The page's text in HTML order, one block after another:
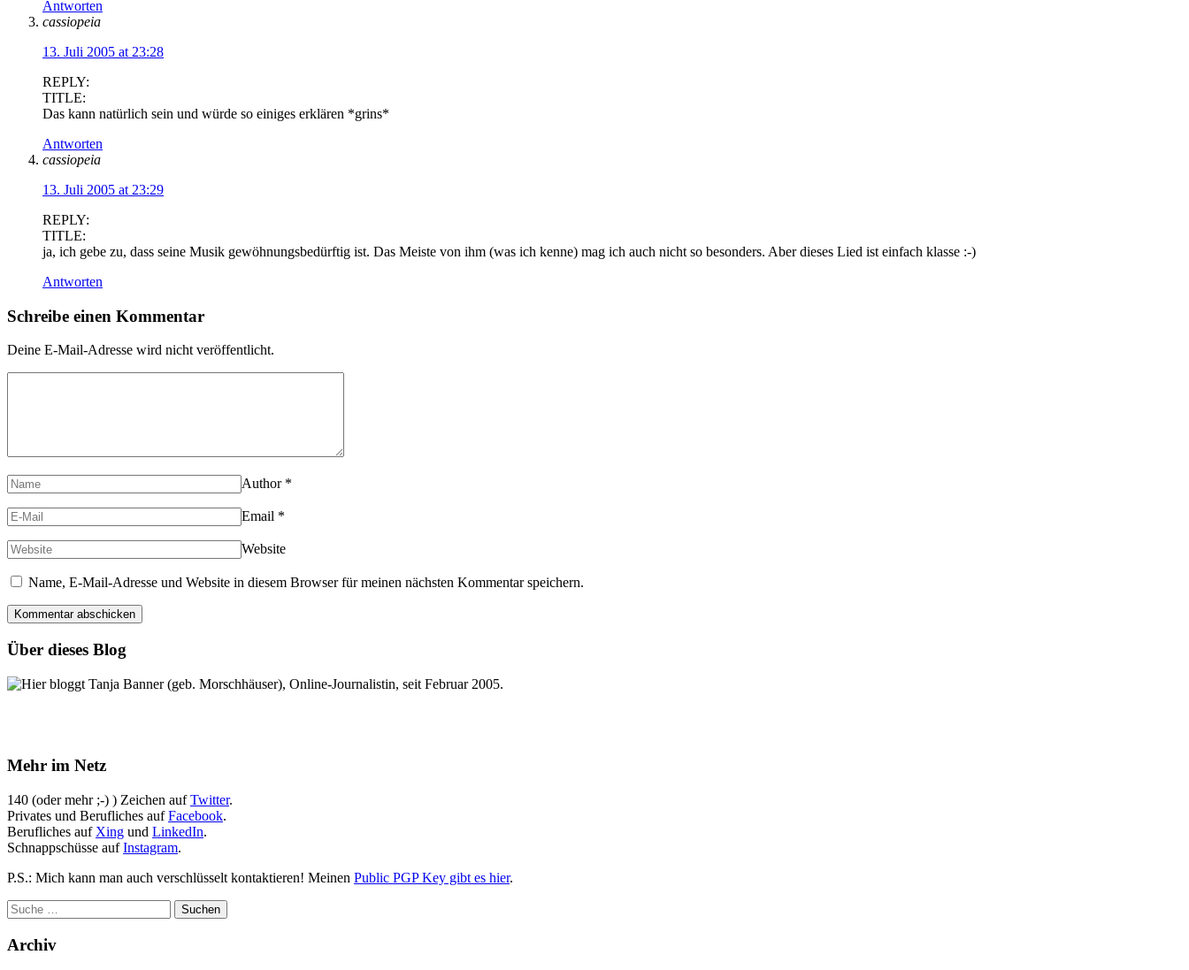
Antworten
cassiopeia
13. Juli 2005 at 23:28
REPLY:
TITLE:
Das kann natürlich sein und würde so einiges erklären *grins*
Antworten
cassiopeia
13. Juli 2005 at 23:29
REPLY:
TITLE:
ja, ich gebe zu, dass seine Musik gewöhnungsbedürftig ist. Das Meiste von ihm (was ich kenne) mag ich auch nicht so besonders. Aber dieses Lied ist einfach klasse :-)
Antworten
Schreibe einen Kommentar
Deine E-Mail-Adresse wird nicht veröffentlicht.
Author *
Email *
Website
Name, E-Mail-Adresse und Website in diesem Browser für meinen nächsten Kommentar speichern.
Über dieses Blog
Hier bloggt Tanja Banner (geb. Morschhäuser), Online-Journalistin, seit Februar 2005.
Mehr im Netz
140 (oder mehr ;-) ) Zeichen aufTwitter.
Privates und Berufliches aufFacebook.
Berufliches auf Xing und LinkedIn.
Schnappschüsse aufInstagram.
P.S.: Mich kann man auch verschlüsselt kontaktieren! Meinen Public PGP Key gibt es hier.
Archiv